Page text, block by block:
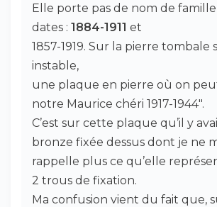
Elle porte pas de nom de
dates : 1884-1911 et
1857-1919. Sur la pierre
instable,
une plaque en pierre où on
notre Maurice chéri 1917-1944".
C’est sur cette plaque qu’il y
bronze fixée dessus dont je ne
rappelle plus ce qu’elle
2 trous de fixation.
Ma confusion vient du fait que,